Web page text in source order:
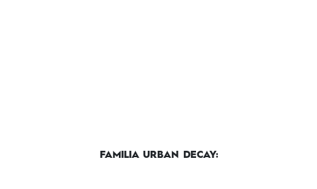
FAMILIA URBAN DECAY: